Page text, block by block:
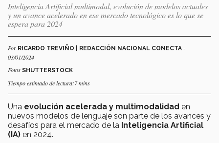
Inteligencia Artificial multimodal, evolución de modelos actuales
y un avance acelerado en ese mercado tecnológico es lo que se
espera para 2024
Por RICARDO TREVIÑO | REDACCIÓN NACIONAL CONECTA -
03/01/2024
Fotos SHUTTERSTOCK
Tiempo estimado de lectura:7 mins
Una evolución acelerada y multimodalidad en
nuevos modelos de lenguaje son parte de los avances y
desafíos para el mercado de la Inteligencia Artificial
(IA) en 2024.